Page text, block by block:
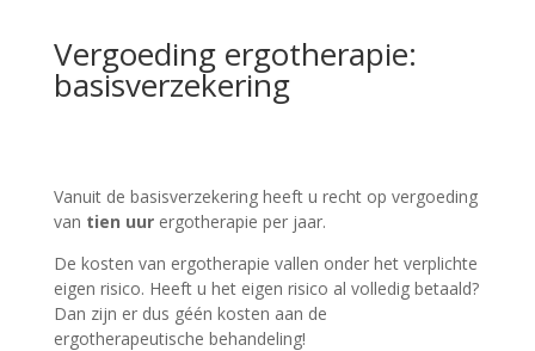
Vergoeding ergotherapie:
basisverzekering
Vanuit de basisverzekering heeft u recht op vergoeding
van tien uurergotherapie per jaar.
De kosten van ergotherapie vallen onder het verplichte
eigen risico. Heeft u het eigen risico al volledig betaald?
Dan zijn er dus géén kosten aan de
ergotherapeutische behandeling!